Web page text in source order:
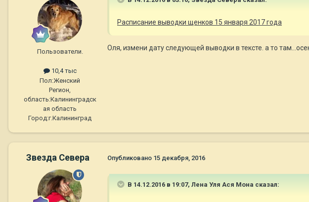
Пользователи.
10,4 тыс
Пол:Женский
Регион,
область:Калининградск
ая область
Город:г.Калининград
Расписание выводки щенков 15 января 2017 года
Оля, измени дату следующей выводки в тексте. а то
Звезда Севера Опубликовано 15 декабря, 2016
В 14.12.2016 в 19:07, Лена Уля Ася Мона сказал: